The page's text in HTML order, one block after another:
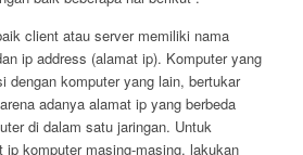
client atau server memiliki nama
ip address (alamat ip). Komputer yang
dengan komputer yang lain, bertukar
adanya alamat ip yang berbeda
di dalam satu jaringan. Untuk
ip komputer masing-masing, lakukan